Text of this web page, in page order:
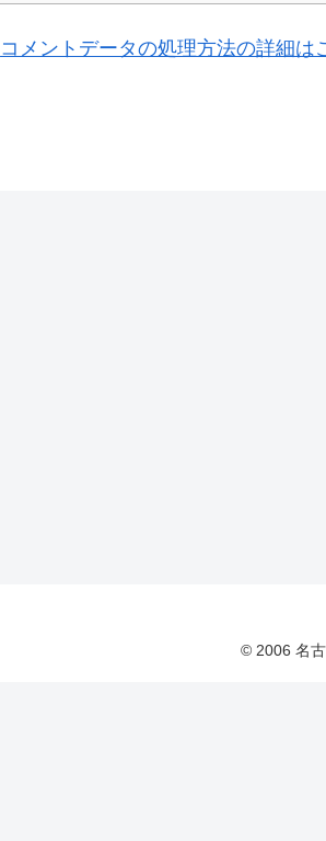
コメントデータの処理方法の詳細は
© 2006 名